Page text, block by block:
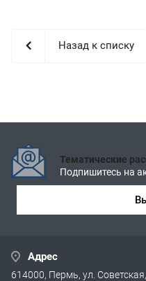
Назад к списку
Тематические
Подпишитесь на
Адрес
614000, Пермь, ул.